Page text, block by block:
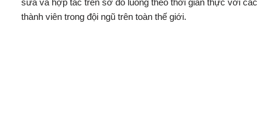
sửa và hợp tác trên sơ đồ luồng theo thời gian thực với các
thành viên trong đội ngũ trên toàn thế giới.